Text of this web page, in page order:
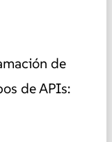
de
de APIs: